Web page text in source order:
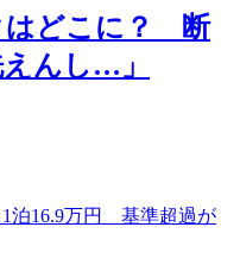
はどこに？ 断
んし…」
泊16.9万円 基準超過が